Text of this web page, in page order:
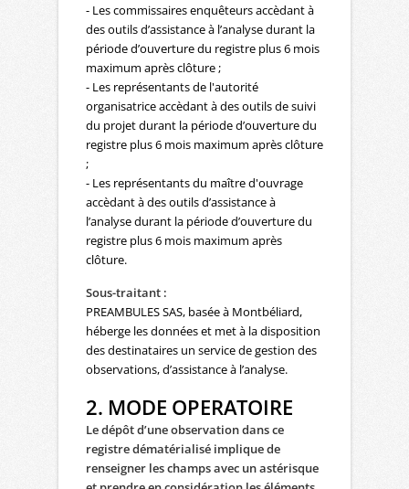
- Les commissaires enquêteurs accèdant à
des outils d’assistance à l’analyse durant la
période d’ouverture du registre plus 6 mois
maximum après clôture ;
- Les représentants de l'autorité
organisatrice accèdant à des outils de suivi
du projet durant la période d’ouverture du
registre plus 6 mois maximum après clôture
;
- Les représentants du maître d'ouvrage
accèdant à des outils d’assistance à
l’analyse durant la période d’ouverture du
registre plus 6 mois maximum après
clôture.
Sous-traitant :
PREAMBULES SAS, basée à Montbéliard,
héberge les données et met à la disposition
des destinataires un service de gestion des
observations, d’assistance à l’analyse.
2. MODE OPERATOIRE
Le dépôt d’une observation dans ce
registre dématérialisé implique de
renseigner les champs avec un astérisque